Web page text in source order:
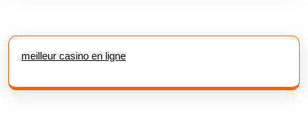
meilleur casino en ligne